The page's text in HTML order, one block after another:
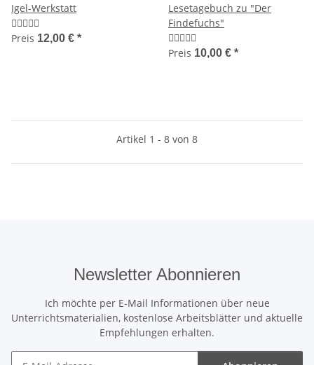
Igel-Werkstatt
Preis 12,00 € *
Lesetagebuch zu "Der
Findefuchs"
Preis 10,00 € *
Artikel 1 - 8 von 8
Newsletter Abonnieren
Ich möchte per E-Mail Informationen über neue
Unterrichtsmaterialien, kostenlose Arbeitsblätter und aktuelle
Empfehlungen erhalten.